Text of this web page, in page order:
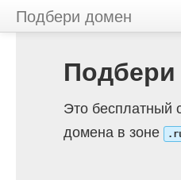
Подбери домен
Это бесплатный
домена в зоне